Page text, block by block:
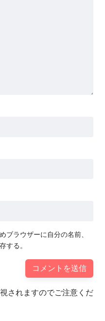
ブラウザーに自分の名前、
する。
されますのでご注意くだ